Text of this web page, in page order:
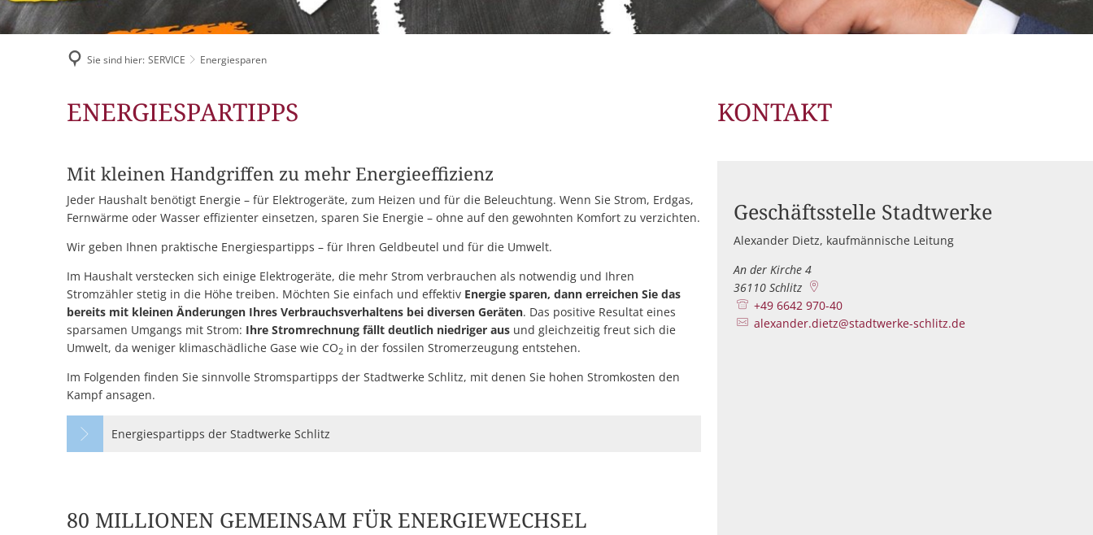
Überschreitung des Grenzwertes für Nitrat
Formulare und Vordrucke
Marktkommunikation
Sie sind hier: SERVICE Energiesparen
Energiesparen
ENERGIESPARTIPPS
Mit kleinen Handgriffen zu mehr Energieeffizienz
Jeder Haushalt benötigt Energie – für Elektrogeräte, zum Heizen und für die Beleuchtung. Wenn Sie Strom, Erdgas,
Fernwärme oder Wasser effizienter einsetzen, sparen Sie Energie – ohne auf den gewohnten Komfort zu verzichten.
Wir geben Ihnen praktische Energiespartipps – für Ihren Geldbeutel und für die Umwelt.
Im Haushalt verstecken sich einige Elektrogeräte, die mehr Strom verbrauchen als notwendig und Ihren
Stromzähler stetig in die Höhe treiben. Möchten Sie einfach und effektiv Energie sparen, dann erreichen Sie das
bereits mit kleinen Änderungen Ihres Verbrauchsverhaltens bei diversen Geräten. Das positive Resultat eines
sparsamen Umgangs mit Strom: Ihre Stromrechnung fällt deutlich niedriger aus und gleichzeitig freut sich die
Umwelt, da weniger klimaschädliche Gase wie CO2 in der fossilen Stromerzeugung entstehen.
Im Folgenden finden Sie sinnvolle Stromspartipps der Stadtwerke Schlitz, mit denen Sie hohen Stromkosten den
Kampf ansagen.
Energiespartipps der Stadtwerke Schlitz
80 MILLIONEN GEMEINSAM FÜR ENERGIEWECHSEL
KONTAKT
Geschäftsstelle Stadtwerke
Alexander Dietz, kaufmännische Leitung
An der Kirche 4
36110 Schlitz
+49 6642 970-40
alexander.dietz@stadtwerke-schlitz.de